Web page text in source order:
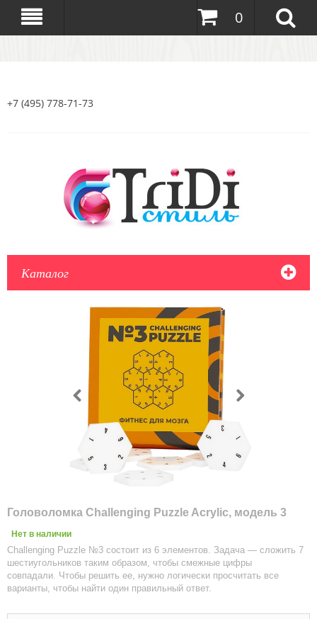
0
+7 (495) 778-71-73
Каталог
Головоломка Challenging Puzzle Acrylic, модель 3
Нет в наличии
Challenging Puzzle №3 состоит из 6 элементов. Задача — сложить 7
шестиугольников таким образом, чтобы смежные цифры
совпадали. Чтобы решить ее, нужно логически просчитать все
варианты, чтобы найти один правильный ответ.